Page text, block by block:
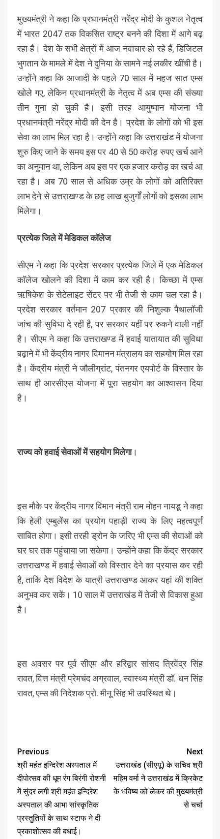
मुख्यमंत्री ने कहा कि प्रधानमंत्री नरेंद्र मोदी के कुशल नेतृत्व
में भारत 2047 तक विकसित राष्ट्र बनने की दिशा में आगे बढ़
रहा है। देश के सभी क्षेत्रों में आज नवाचार हो रहे हैं, डिजिटल
भुगतान के मामले में देश ने दुनिया के सामने नई लकीर खींची है।
उन्होंने कहा कि आजादी के पहले 70 साल में महज सात एम्स
खोले गए, लेकिन प्रधानमंत्री के नेतृत्व में अब एम्स की संख्या
तीन गुना हो चुकी है। इसी तरह आयुष्मान योजना भी
प्रधानमंत्री नरेंद्र मोदी की देन है। प्रदेश के लोगों को भी इस
सेवा का लाभ मिल रहा है। उन्होंने कहा कि उत्तराखंड में योजना
शुरु किए जाने के समय इस पर 40 से 50 करोड़ रुपए खर्च आने
का अनुमान था, लेकिन अब इस पर एक हजार करोड़ का खर्च आ
रहा है। अब 70 साल से अधिक उम्र के लोगों को अतिरिक्त
लाभ देने से उत्तराखण्ड के छह लाख बुजुर्गों लोगों को इसका लाभ
मिलेगा।
प्रत्येक जिले में मेडिकल कॉलेज
सीएम ने कहा कि प्रदेश सरकार प्रत्येक जिले में एक मेडिकल
कॉलेज खोलने की दिशा में काम कर रही है। किच्छा में एम्स
ऋषिकेश के सेटेलाइट सेंटर पर भी तेजी से काम चल रहा है।
प्रदेश सरकार वर्तमान 207 प्रकार की निशुल्क पैथालॉजी
जांच की सुविधा दे रही है, पर सरकार यहीं पर रुकने वाली नहीं
है। सीएम ने कहा कि उत्तराखण्ड में हवाई यातायात की सुविधा
बढ़ाने में भी केंद्रीय नागर विमानन मंत्रालय का सहयोग मिल रहा
है। केंद्रीय मंत्री ने जौलीग्रांट, पंतनगर एयपोर्ट के विस्तार के
साथ ही आरसीएस योजना में पूरा सहयोग का आश्वासन दिया
है।
राज्य को हवाई सेवाओं में सहयोग मिलेगा।
इस मौके पर केंद्रीय नागर विमान मंत्री राम मोहन नायडू ने कहा
कि हेली एम्बुलेंस का प्रयोग पहाड़ी राज्य के लिए महत्वपूर्ण
साबित होगा। इसी तरही ड्रोन के जरिए भी एम्स की सेवाओं को
घर घर तक पहुंचाया जा सकेगा। उन्होंने कहा कि केंद्र सरकार
उत्तराखण्ड में हवाई सेवाओं को विस्तार देने का प्रयास कर रही
है, ताकि देश विदेश के यात्री उत्तराखण्ड आकर यहां की शक्ति
अनुभव कर सकें। 10 साल में उत्तराखंड में तेजी से विकास हुआ
है।
इस अवसर पर पूर्व सीएम और हरिद्वार सांसद त्रिवेंद्र सिंह
रावत, वित्त मंत्री प्रेमचंद अग्रवाल, स्वास्थ्य मंत्री डॉ. धन सिंह
रावत, एम्स की निदेशक प्रो. मीनू सिंह भी उपस्थित थे।
Previous
श्री महंत इन्दिरेश अस्पताल में
दीपोत्सव की धूम रंग बिरंगी रोशनी
में सुंदर लगी श्री महंत इन्दिरेश
अस्पताल की आभा सांस्कृतिक
प्रस्तुतियों के साथ स्टाफ ने दी
प्रकाशोत्सव की बधाई।
Next
उत्तराखंड (सीएयू) के सचिव श्री
महिम वर्मा ने उत्तराखंड में क्रिकेट
के भविष्य को लेकर की मुख्यमंत्री
से चर्चा